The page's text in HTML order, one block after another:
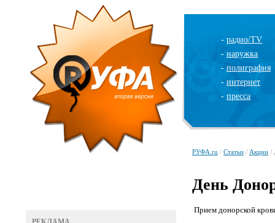
- радио/TV
- наружка
- полиграфия
- интернет
- пресса
РУФА.ru / Статьи / Акции /
День
Прием донорской